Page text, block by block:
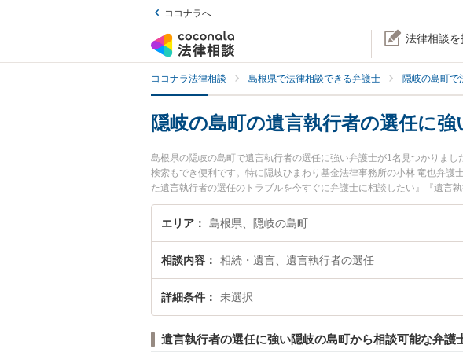
ココナラへ
法律相談を
ココナラ法律相談 島根県で法律相談できる弁護士 隠岐の島町で
隠岐の島町の遺言執行者の選任に強
島根県の隠岐の島町で遺言執行者の選任に強い弁護士が1名見つかりま
検索もでき便利です。特に隠岐ひまわり基金法律事務所の小林 竜也弁
た遺言執行者の選任のトラブルを今すぐに弁護士に相談したい』『遺言
を法律相談できる隠岐の島町内の弁護士に相談予約したい』などでお困
エリア 島根県、隠岐の島町
相談内容 相続・遺言、遺言執行者の選任
詳細条件 未選択
遺言執行者の選任に強い隠岐の島町から相談可能な弁護